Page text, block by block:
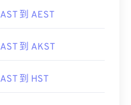
AST 到 AEST
AST 到 AKST
AST 到 HST